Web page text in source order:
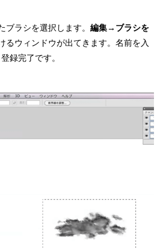
ブラシを選択します。 編集→ブラシを
るウィンドウが出てきます。名前を入
録完了です。